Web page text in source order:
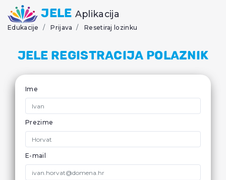
JELE Aplikacija
Edukacije Prijava Resetiraj lozinku
JELE Registracija polaznik
Ime
Prezime
E-mail